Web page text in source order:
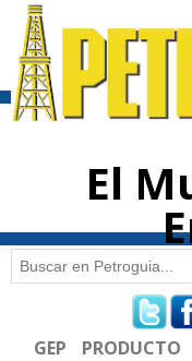
El
Formulario
Buscar
GEP PRODUCTO